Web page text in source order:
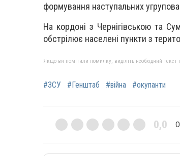
формування наступальних
На кордоні з Чернігівською та
обстрілює населені пункти з
Якщо ви помітили помилку, виділіть необхідний
#ЗСУ #Генштаб #війна #окупанти
0,0